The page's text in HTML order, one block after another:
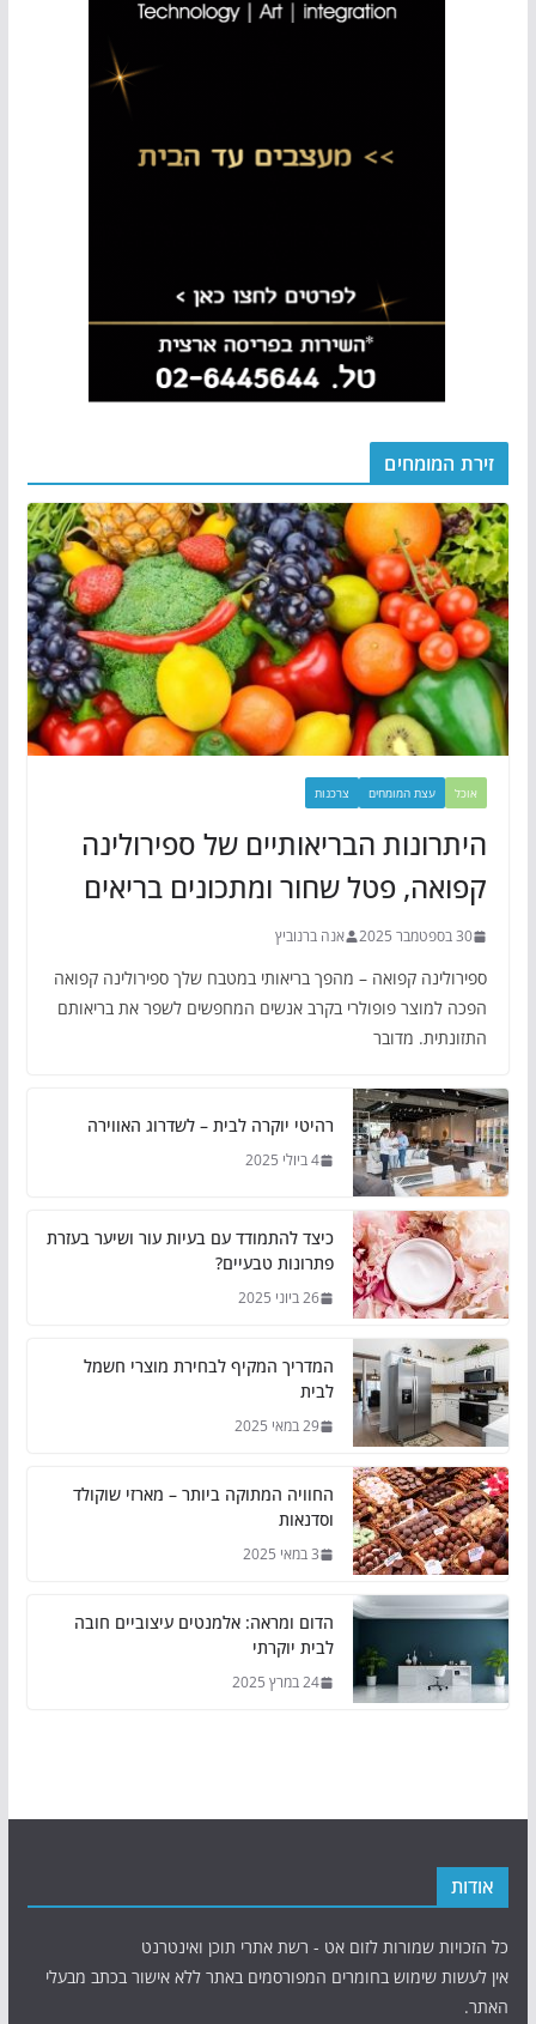
זירת המומחים
אוכל עצת המומחים צרכנות
היתרונות הבריאותיים של ספירולינה
קפואה, פטל שחור ומתכונים בריאים
30 בספטמבר 2025 אנה ברנוביץ
ספירולינה קפואה – מהפך בריאותי במטבח שלך ספירולינה קפואה
הפכה למוצר פופולרי בקרב אנשים המחפשים לשפר את בריאותם
התזונתית. מדובר
רהיטי יוקרה לבית – לשדרוג האווירה
4 ביולי 2025
כיצד להתמודד עם בעיות עור ושיער בעזרת
פתרונות טבעיים?
26 ביוני 2025
המדריך המקיף לבחירת מוצרי חשמל
לבית
29 במאי 2025
החוויה המתוקה ביותר – מארזי שוקולד
וסדנאות
3 במאי 2025
הדום ומראה: אלמנטים עיצוביים חובה
לבית יוקרתי
24 במרץ 2025
אודות
כל הזכויות שמורות לזום אט - רשת אתרי תוכן ואינטרנט
אין לעשות שימוש בחומרים המפורסמים באתר ללא אישור בכתב מבעלי
האתר.